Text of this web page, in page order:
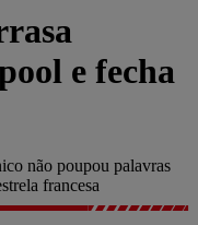
e fecha
não poupou palavras
francesa